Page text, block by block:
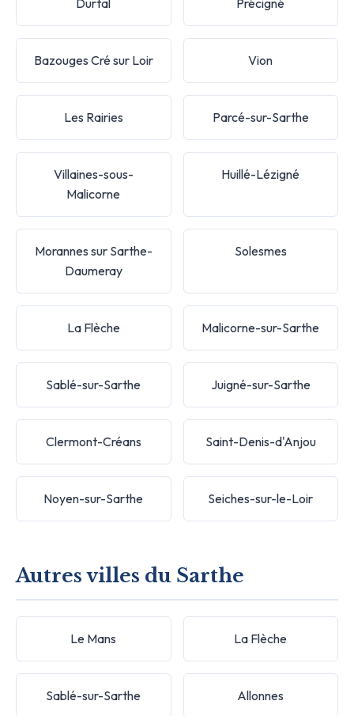
Bazouges Cré sur Loir Vion
Les Rairies Parcé-sur-Sarthe
Villaines-sous-
Malicorne
Huillé-Lézigné
Morannes sur Sarthe-
Daumeray
Solesmes
La Flèche Malicorne-sur-Sarthe
Sablé-sur-Sarthe Juigné-sur-Sarthe
Clermont-Créans Saint-Denis-d'Anjou
Noyen-sur-Sarthe Seiches-sur-le-Loir
Autres villes du Sarthe
Le Mans La Flèche
Sablé-sur-Sarthe Allonnes